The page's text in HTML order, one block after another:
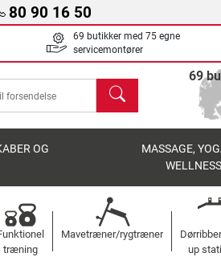
80 90 16 50
69 butikker med 75 egne
servicemontører
søg
69
OG
MASSAGE,
træning
Mavetræner/rygtræner
up